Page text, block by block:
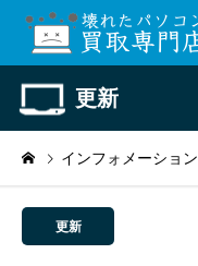
更新
インフォメーション
更新